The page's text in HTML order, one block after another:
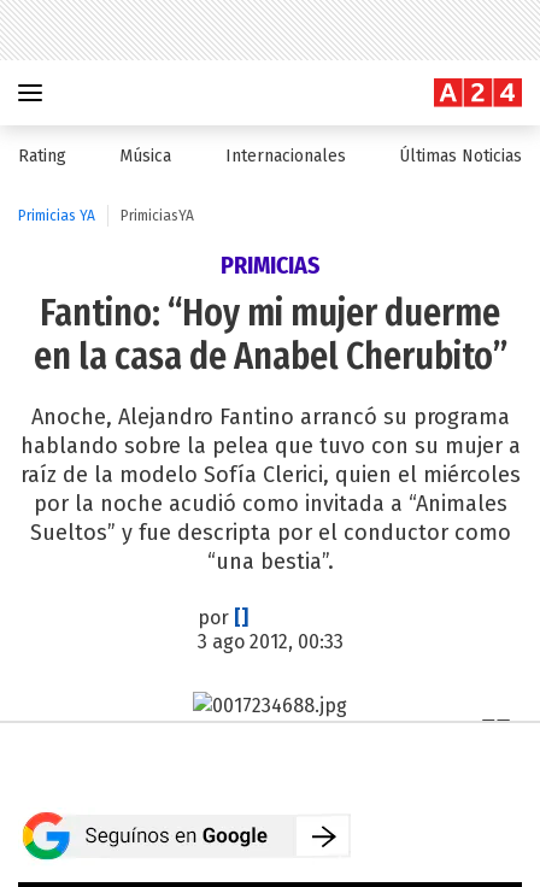
Rating Música Internacionales Últimas Noticias
Primicias YA PrimiciasYA
PRIMICIAS
Fantino: “Hoy mi mujer duerme
en la casa de Anabel Cherubito”
Anoche, Alejandro Fantino arrancó su programa
hablando sobre la pelea que tuvo con su mujer a
raíz de la modelo Sofía Clerici, quien el miércoles
por la noche acudió como invitada a “Animales
Sueltos” y fue descripta por el conductor como
“una bestia”.
por []
3 ago 2012, 00:33